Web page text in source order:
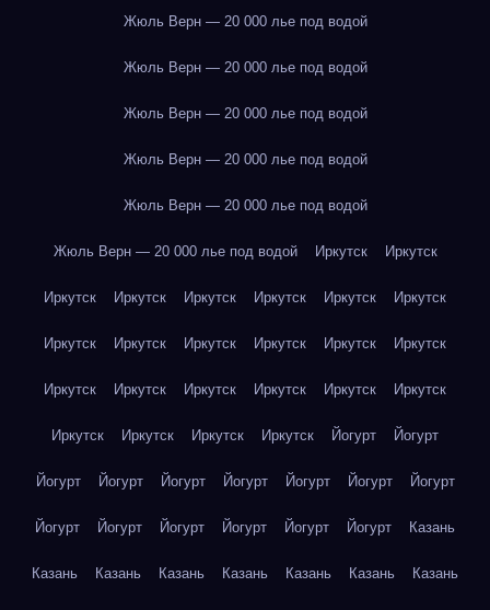
Жюль Верн — 20 000 лье под водой
Жюль Верн — 20 000 лье под водой
Жюль Верн — 20 000 лье под водой
Жюль Верн — 20 000 лье под водой
Жюль Верн — 20 000 лье под водой
Жюль Верн — 20 000 лье под водой Иркутск Иркутск
Иркутск Иркутск Иркутск Иркутск Иркутск Иркутск
Иркутск Иркутск Иркутск Иркутск Иркутск Иркутск
Иркутск Иркутск Иркутск Иркутск Иркутск Иркутск
Иркутск Иркутск Иркутск Иркутск Йогурт Йогурт
Йогурт Йогурт Йогурт Йогурт Йогурт Йогурт Йогурт
Йогурт Йогурт Йогурт Йогурт Йогурт Йогурт Казань
Казань Казань Казань Казань Казань Казань Казань